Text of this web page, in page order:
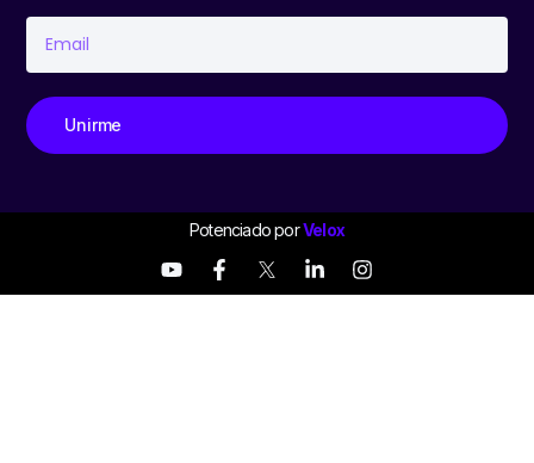
Unirme
Potenciado porVelox